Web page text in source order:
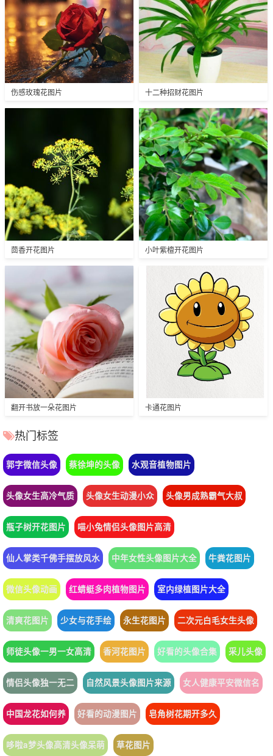
伤感玫瑰花图片 十二种招财花图片
茴香开花图片 小叶紫檀开花图片
翻开书放一朵花图片 卡通花图片
热门标签
郭字微信头像 蔡徐坤的头像 水观音植物图片
头像女生高冷气质 头像女生动漫小众 头像男成熟霸气大叔
瓶子树开花图片 喵小兔情侣头像图片高清
仙人掌类千佛手摆放风水 中年女性头像图片大全 牛粪花图片
微信头像动画 红蜻蜓多肉植物图片 室内绿植图片大全
清爽花图片 少女与花手绘 永生花图片 二次元白毛女生头像
师徒头像一男一女高清 香河花图片 好看的头像合集 采儿头像
情侣头像独一无二 自然风景头像图片来源 女人健康平安微信名
中国龙花如何养 好看的动漫图片 皂角树花期开多久
哆啦a梦头像高清头像呆萌 草花图片